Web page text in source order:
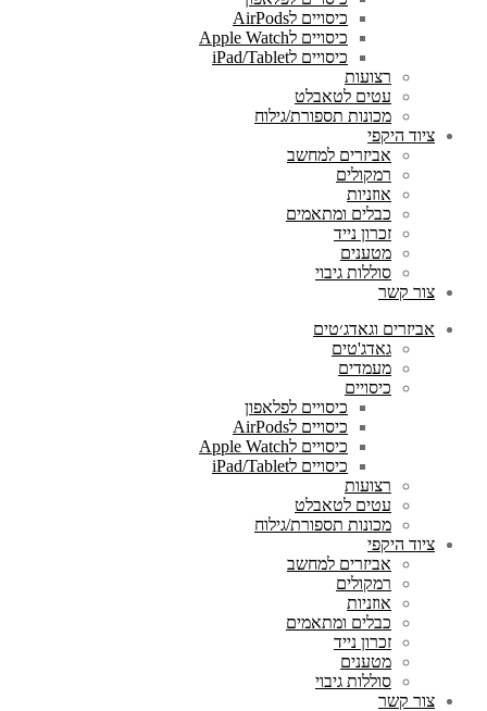
כיסויים לAirPods
כיסויים לApple Watch
כיסויים לiPad/Tablet
רצועות
עטים לטאבלט
מכונות תספורת/גילוח
ציוד היקפי
אביזרים למחשב
רמקולים
אוזניות
כבלים ומתאמים
זכרון נייד
מטענים
סוללות גיבוי
צור קשר
אביזרים וגאדג׳טים
גאדג'טים
מעמדים
כיסויים
כיסויים לפלאפון
כיסויים לAirPods
כיסויים לApple Watch
כיסויים לiPad/Tablet
רצועות
עטים לטאבלט
מכונות תספורת/גילוח
ציוד היקפי
אביזרים למחשב
רמקולים
אוזניות
כבלים ומתאמים
זכרון נייד
מטענים
סוללות גיבוי
צור קשר